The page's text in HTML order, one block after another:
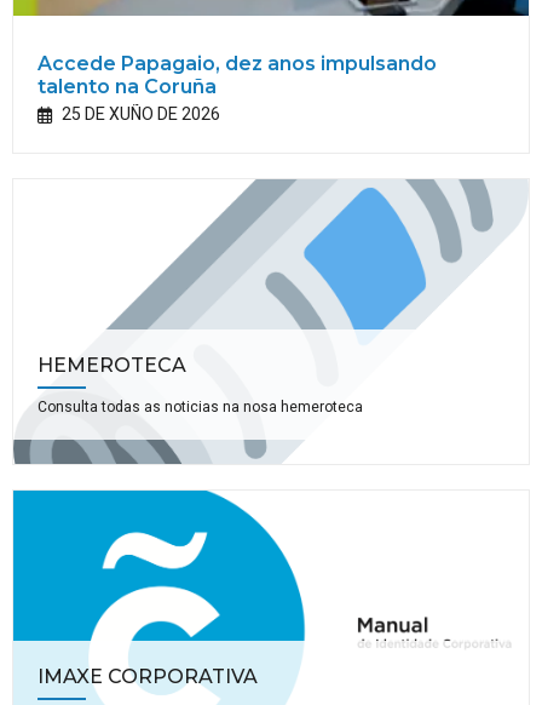
Accede Papagaio, dez anos impulsando
talento na Coruña
25 DE XUÑO DE 2026
HEMEROTECA
Consulta todas as noticias na nosa hemeroteca
IMAXE CORPORATIVA